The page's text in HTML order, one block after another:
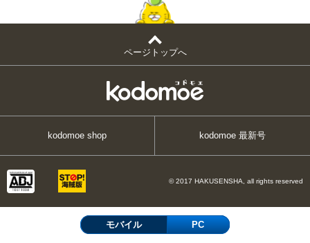
ページトップへ
kodomoe shop kodomoe 最新号
© 2017 HAKUSENSHA, all rights reserved
モバイル PC